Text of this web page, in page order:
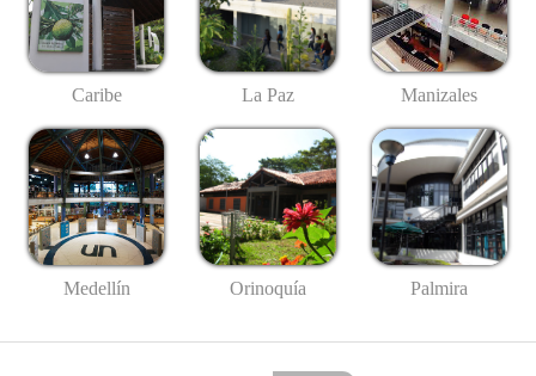
Caribe La Paz Manizales
Medellín Orinoquía Palmira